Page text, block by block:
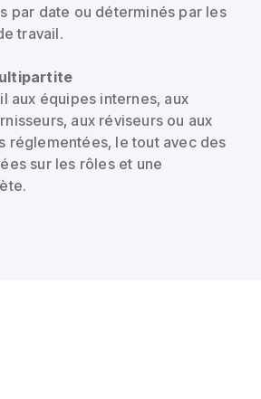
par date ou déterminés par les
travail.
aux équipes internes, aux
aux réviseurs ou aux
réglementées, le tout avec des
sur les rôles et une